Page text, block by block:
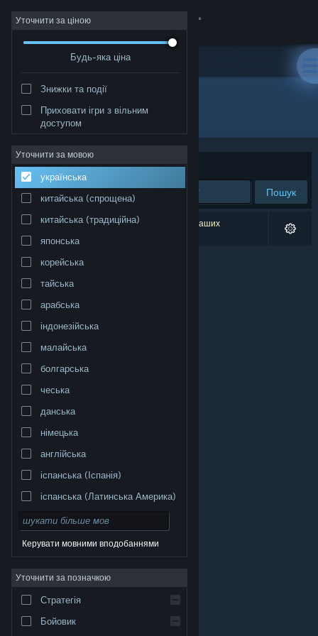
Увійти
Крамниця
Інформація
Підтримка
Змінити мову
Переглянути повну версію
© Valve Corporation. Усі права захищено. Усі
Юридична інформація
підписника Steam
cookie
Уточнити за ціною
Будь-яка ціна
Знижки та події
Приховати ігри з вільним
доступом
Уточнити за мовою
українська
китайська (спрощена)
китайська (традиційна)
японська
корейська
тайська
арабська
індонезійська
малайська
болгарська
чеська
данська
німецька
англійська
іспанська (Іспанія)
іспанська (Латинська Америка)
Керувати мовними вподобаннями
Уточнити за позначкою
Стратегія
Бойовик
Видавець: MissingLinkGames
Упорядкувати за доречністю
Пошук
Результатів вашого пошуку: 0. Відповідно до ваших
уподобань було виключено 1 найменування.